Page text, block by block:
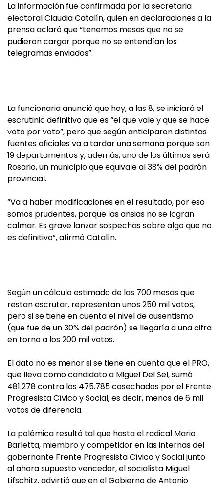
La información fue confirmada por la secretaria
electoral Claudia Catalín, quien en declaraciones a la
prensa aclaró que “tenemos mesas que no se
pudieron cargar porque no se entendían los
telegramas enviados”.
La funcionaria anunció que hoy, a las 8, se iniciará el
escrutinio definitivo que es “el que vale y que se hace
voto por voto”, pero que según anticiparon distintas
fuentes oficiales va a tardar una semana porque son
19 departamentos y, además, uno de los últimos será
Rosario, un municipio que equivale al 38% del padrón
provincial.
“Va a haber modificaciones en el resultado, por eso
somos prudentes, porque las ansias no se logran
calmar. Es grave lanzar sospechas sobre algo que no
es definitivo”, afirmó Catalín.
Según un cálculo estimado de las 700 mesas que
restan escrutar, representan unos 250 mil votos,
pero si se tiene en cuenta el nivel de ausentismo
(que fue de un 30% del padrón) se llegaría a una cifra
en torno a los 200 mil votos.
El dato no es menor si se tiene en cuenta que el PRO,
que lleva como candidato a Miguel Del Sel, sumó
481.278 contra los 475.785 cosechados por el Frente
Progresista Cívico y Social, es decir, menos de 6 mil
votos de diferencia.
La polémica resultó tal que hasta el radical Mario
Barletta, miembro y competidor en las internas del
gobernante Frente Progresista Cívico y Social junto
al ahora supuesto vencedor, el socialista Miguel
Lifschitz, advirtió que en el Gobierno de Antonio